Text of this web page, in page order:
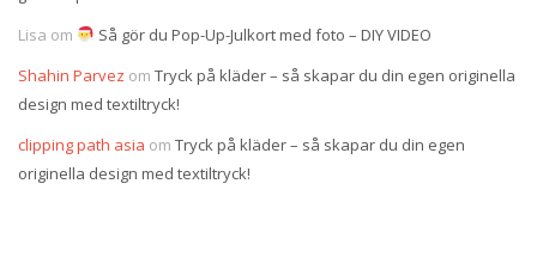
Lisa om
Så gör du Pop-Up-Julkort med foto – DIY VIDEO
Shahin Parvez om Tryck på kläder – så skapar du din egen originella
design med textiltryck!
clipping path asia om Tryck på kläder – så skapar du din egen
originella design med textiltryck!